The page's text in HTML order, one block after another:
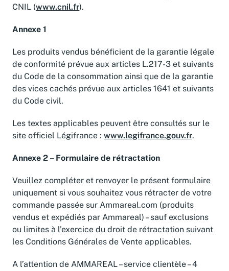
CNIL (www.cnil.fr).
Annexe 1
Les produits vendus bénéficient de la garantie légale
de conformité prévue aux articles L.217-3 et suivants
du Code de la consommation ainsi que de la garantie
des vices cachés prévue aux articles 1641 et suivants
du Code civil.
Les textes applicables peuvent être consultés sur le
site officiel Légifrance : www.legifrance.gouv.fr.
Annexe 2 – Formulaire de rétractation
Veuillez compléter et renvoyer le présent formulaire
uniquement si vous souhaitez vous rétracter de votre
commande passée sur Ammareal.com (produits
vendus et expédiés par Ammareal) – sauf exclusions
ou limites à l’exercice du droit de rétractation suivant
les Conditions Générales de Vente applicables.
A l’attention de AMMAREAL – service clientèle – 4